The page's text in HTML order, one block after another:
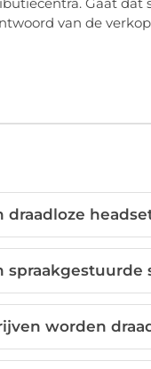
van de
draadloze
spraakgestuurde
worden